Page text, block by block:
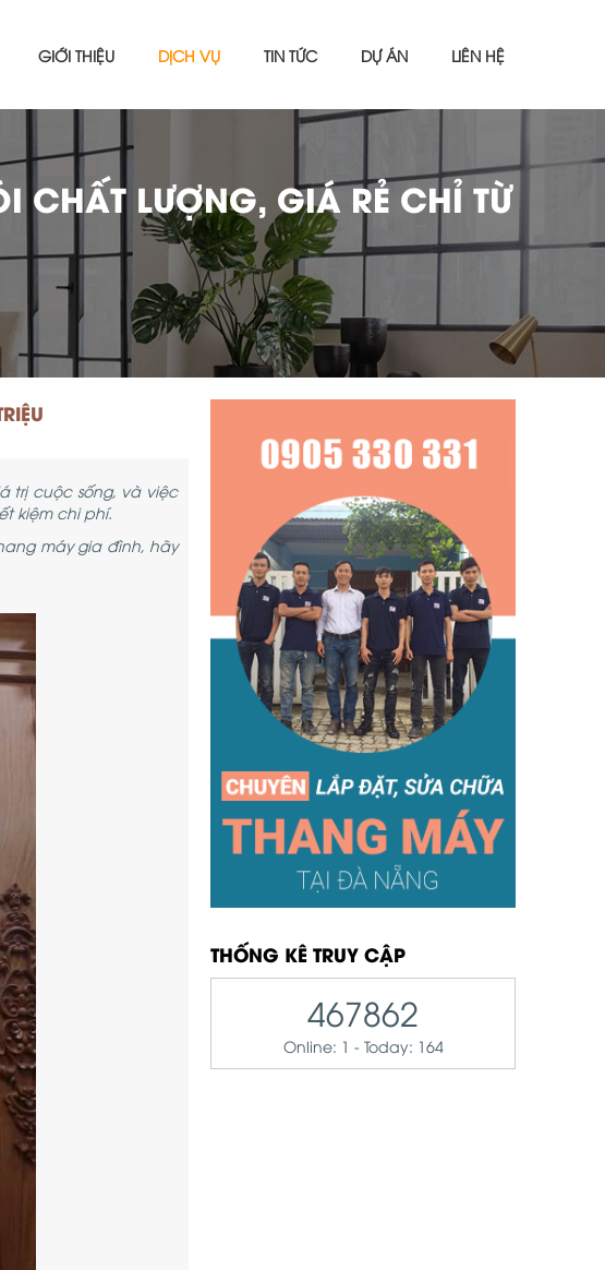
GIỚI THIỆU DỊCH VỤ TIN TỨC DỰ ÁN LIÊN HỆ
LƯỢNG, GIÁ RẺ CHỈ TỪ
trị cuộc sống, và việc
kiệm chi phí.
máy gia đình, hãy
THỐNG KÊ TRUY CẬP
467862
Online: 1 - Today: 164